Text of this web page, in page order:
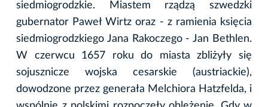
siedmiogrodzkie. Miastem rządzą szwedzki
gubernator Paweł Wirtz oraz - z ramienia księcia
siedmiogrodzkiego Jana Rakoczego - Jan Bethlen.
W czerwcu 1657 roku do miasta zbliżyły się
sojusznicze wojska cesarskie (austriackie),
dowodzone przez generała Melchiora Hatzfelda, i